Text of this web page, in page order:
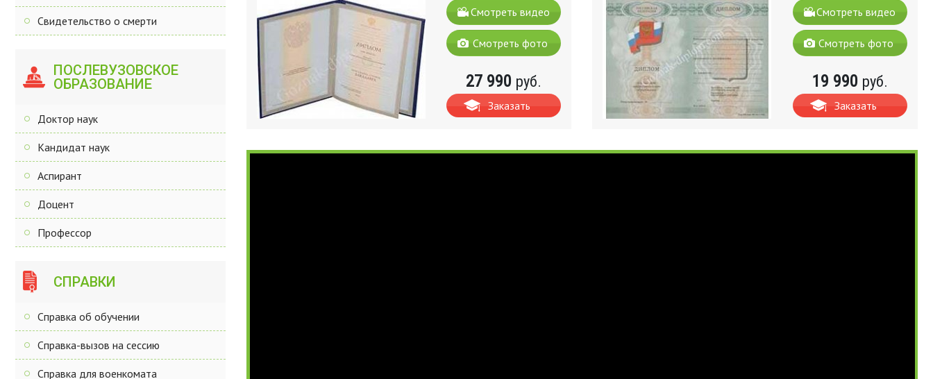
Свидетельство о смерти
ПОСЛЕВУЗОВСКОЕ
ОБРАЗОВАНИЕ
Доктор наук
Кандидат наук
Аспирант
Доцент
Профессор
СПРАВКИ
Справка об обучении
Справка-вызов на сессию
Справка для военкомата
Смотреть видео
Смотреть фото
27 990 руб.
Заказать
Смотреть видео
Смотреть фото
19 990 руб.
Заказать